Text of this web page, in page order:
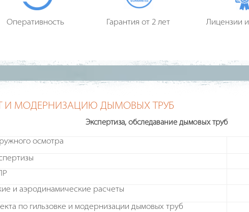
Оперативность Гарантия от 2 лет Лицензии
И МОДЕРНИЗАЦИЮ ДЫМОВЫХ ТРУБ
Экспертиза, обследавание дымовых труб
осмотра
и аэродинамические расчеты
по гильзовке и модернизации дымовых труб